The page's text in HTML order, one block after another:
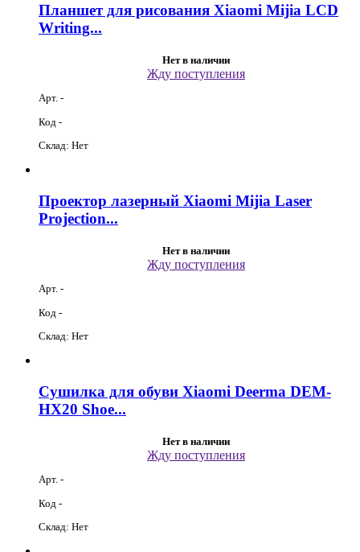
Планшет для рисования Xiaomi Mijia LCD
Writing...
Нет в наличии
Жду поступления
Арт. -
Код -
Склад: Нет
Проектор лазерный Xiaomi Mijia Laser
Projection...
Нет в наличии
Жду поступления
Арт. -
Код -
Склад: Нет
Сушилка для обуви Xiaomi Deerma DEM-
HX20 Shoe...
Нет в наличии
Жду поступления
Арт. -
Код -
Склад: Нет